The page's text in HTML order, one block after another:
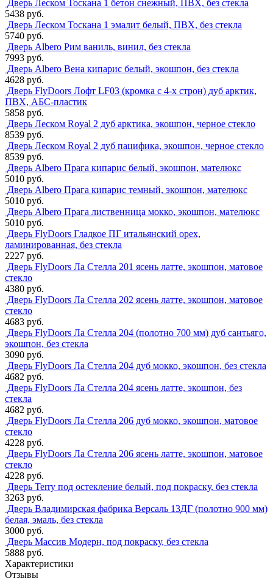
Дверь Леском Тоскана 1 бетон снежный, ПВХ, без стекла
5438 руб.
Дверь Леском Тоскана 1 эмалит белый, ПВХ, без стекла
5740 руб.
Дверь Albero Рим ваниль, винил, без стекла
7993 руб.
Дверь Albero Вена кипарис белый, экошпон, без стекла
4628 руб.
Дверь FlyDoors Лофт LF03 (кромка с 4-х строн) дуб арктик,
ПВХ, АБС-пластик
5858 руб.
Дверь Леском Royal 2 дуб арктика, экошпон, черное стекло
8539 руб.
Дверь Леском Royal 2 дуб пацифика, экошпон, черное стекло
8539 руб.
Дверь Albero Прага кипарис белый, экошпон, мателюкс
5010 руб.
Дверь Albero Прага кипарис темный, экошпон, мателюкс
5010 руб.
Дверь Albero Прага лиственница мокко, экошпон, мателюкс
5010 руб.
Дверь FlyDoors Гладкое ПГ итальянский орех,
ламинированная, без стекла
2227 руб.
Дверь FlyDoors Ла Стелла 201 ясень латте, экошпон, матовое
стекло
4380 руб.
Дверь FlyDoors Ла Стелла 202 ясень латте, экошпон, матовое
стекло
4683 руб.
Дверь FlyDoors Ла Стелла 204 (полотно 700 мм) дуб сантьяго,
экошпон, без стекла
3090 руб.
Дверь FlyDoors Ла Стелла 204 дуб мокко, экошпон, без стекла
4682 руб.
Дверь FlyDoors Ла Стелла 204 ясень латте, экошпон, без
стекла
4682 руб.
Дверь FlyDoors Ла Стелла 206 дуб мокко, экошпон, матовое
стекло
4228 руб.
Дверь FlyDoors Ла Стелла 206 ясень латте, экошпон, матовое
стекло
4228 руб.
Дверь Terry под остекление белый, под покраску, без стекла
3263 руб.
Дверь Владимирская фабрика Версаль 13ДГ (полотно 900 мм)
белая, эмаль, без стекла
3000 руб.
Дверь Массив Модерн, под покраску, без стекла
5888 руб.
Характеристики
Отзывы